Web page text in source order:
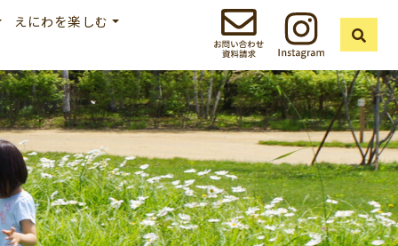
えにわを楽しむ